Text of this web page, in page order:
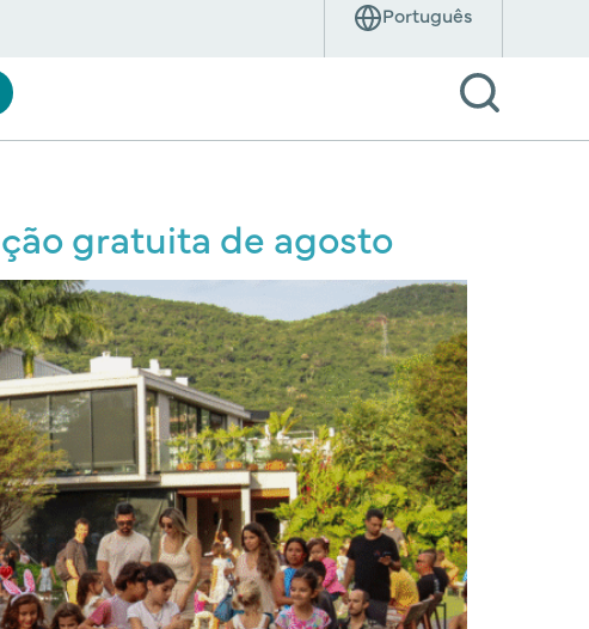
gratuita de agosto